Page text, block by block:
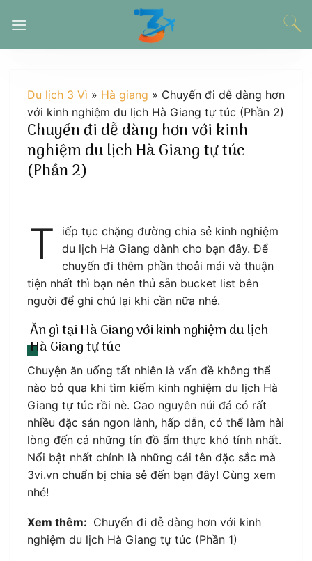
đến
Du lịch 3 Vì » Hà giang » Chuyến đi dễ dàng hơn
với kinh nghiệm du lịch Hà Giang tự túc (Phần 2)
Chuyến đi dễ dàng hơn với kinh
nghiệm du lịch Hà Giang tự túc
(Phần 2)
T
iếp tục chặng đường chia sẻ kinh nghiệm
du lịch Hà Giang dành cho bạn đây. Để
chuyến đi thêm phần thoải mái và thuận
tiện nhất thì bạn nên thủ sẵn bucket list bên
người để ghi chú lại khi cần nữa nhé.
Ăn gì tại Hà Giang với kinh nghiệm du lịch
Hà Giang tự túc
Chuyện ăn uống tất nhiên là vấn đề không thể
nào bỏ qua khi tìm kiếm kinh nghiệm du lịch Hà
Giang tự túc rồi nè. Cao nguyên núi đá có rất
nhiều đặc sản ngon lành, hấp dẫn, có thể làm hài
lòng đến cả những tín đồ ẩm thực khó tính nhất.
Nổi bật nhất chính là những cái tên đặc sắc mà
3vi.vn chuẩn bị chia sẻ đến bạn đây! Cùng xem
nhé!
Xem thêm: Chuyến đi dễ dàng hơn với kinh
nghiệm du lịch Hà Giang tự túc (Phần 1)